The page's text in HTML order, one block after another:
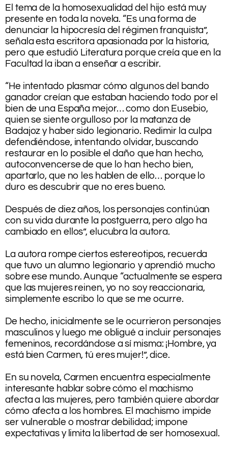
El tema de la homosexualidad del hijo está muy
presente en toda la novela. “Es una forma de
denunciar la hipocresía del régimen franquista”,
señala esta escritora apasionada por la historia,
pero que estudió Literatura porque creía que en la
Facultad la iban a enseñar a escribir.
“He intentado plasmar cómo algunos del bando
ganador creían que estaban haciendo todo por el
bien de una España mejor… como don Eusebio,
quien se siente orgulloso por la matanza de
Badajoz y haber sido legionario. Redimir la culpa
defendiéndose, intentando olvidar, buscando
restaurar en lo posible el daño que han hecho,
autoconvencerse de que lo han hecho bien,
apartarlo, que no les hablen de ello… porque lo
duro es descubrir que no eres bueno.
Después de diez años, los personajes continúan
con su vida durante la postguerra, pero algo ha
cambiado en ellos”, elucubra la autora.
La autora rompe ciertos estereotipos, recuerda
que tuvo un alumno legionario y aprendió mucho
sobre ese mundo. Aunque “actualmente se espera
que las mujeres reinen, yo no soy reaccionaria,
simplemente escribo lo que se me ocurre.
De hecho, inicialmente se le ocurrieron personajes
masculinos y luego me obligué a incluir personajes
femeninos, recordándose a sí misma: ¡Hombre, ya
está bien Carmen, tú eres mujer!”, dice.
En su novela, Carmen encuentra especialmente
interesante hablar sobre cómo el machismo
afecta a las mujeres, pero también quiere abordar
cómo afecta a los hombres. El machismo impide
ser vulnerable o mostrar debilidad; impone
expectativas y limita la libertad de ser homosexual.